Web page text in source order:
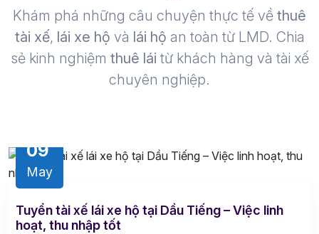
Khám phá những câu chuyện thực tế về thuê
tài xế, lái xe hộ và lái hộ an toàn từ LMD. Chia
sẻ kinh nghiệm thuê lái từ khách hàng và tài xế
chuyên nghiệp.
09
May
Tuyển tài xế lái xe hộ tại Dầu Tiếng – Việc linh
hoạt, thu nhập tốt